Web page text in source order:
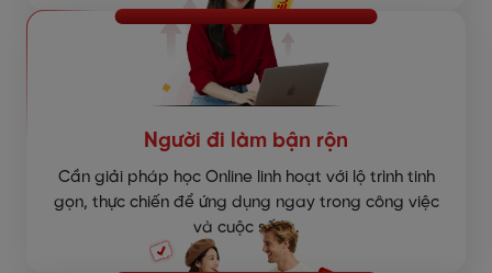
Người đi làm bận rộn
Cần giải pháp học Online linh hoạt với lộ trình tinh
gọn, thực chiến để ứng dụng ngay trong công việc
và cuộc sống.